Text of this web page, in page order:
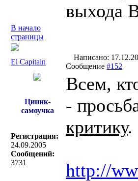
выхода
В начало
страницы
El Capitain
Написано:
Сообщение #152
Циник-
самоучка
Регистрация:
24.09.2005
Сообщений:
3731
Всем,
-
критику.
http://